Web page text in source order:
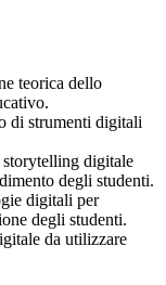
teorica dello
di strumenti digitali
digitale
degli studenti.
digitali per
degli studenti.
da utilizzare